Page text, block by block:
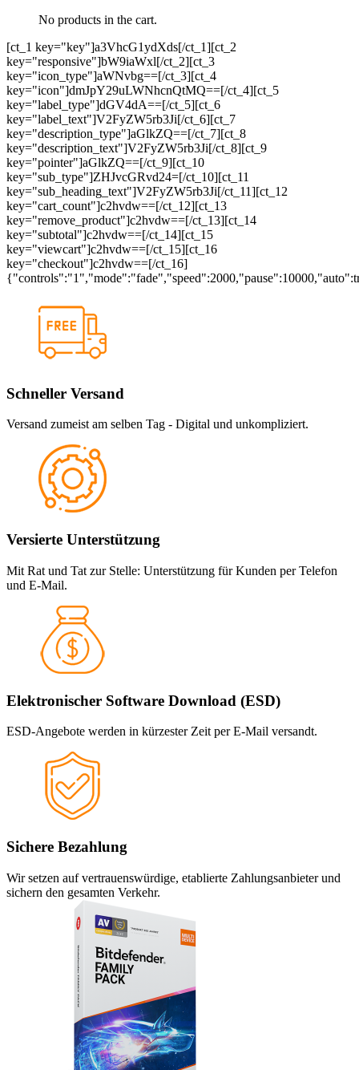
No products in the cart.
[ct_1 key="key"]a3VhcG1ydXds[/ct_1][ct_2
key="responsive"]bW9iaWxl[/ct_2][ct_3
key="icon_type"]aWNvbg==[/ct_3][ct_4
key="icon"]dmJpY29uLWNhcnQtMQ==[/ct_4][ct_5
key="label_type"]dGV4dA==[/ct_5][ct_6
key="label_text"]V2FyZW5rb3Ji[/ct_6][ct_7
key="description_type"]aGlkZQ==[/ct_7][ct_8
key="description_text"]V2FyZW5rb3Ji[/ct_8][ct_9
key="pointer"]aGlkZQ==[/ct_9][ct_10
key="sub_type"]ZHJvcGRvd24=[/ct_10][ct_11
key="sub_heading_text"]V2FyZW5rb3Ji[/ct_11][ct_12
key="cart_count"]c2hvdw==[/ct_12][ct_13
key="remove_product"]c2hvdw==[/ct_13][ct_14
key="subtotal"]c2hvdw==[/ct_14][ct_15
key="viewcart"]c2hvdw==[/ct_15][ct_16
key="checkout"]c2hvdw==[/ct_16]
Schneller Versand
Versand zumeist am selben Tag - Digital und unkompliziert.
Versierte Unterstützung
Mit Rat und Tat zur Stelle: Unterstützung für Kunden per Telefon
und E-Mail.
Elektronischer Software Download (ESD)
ESD-Angebote werden in kürzester Zeit per E-Mail versandt.
Sichere Bezahlung
Wir setzen auf vertrauenswürdige, etablierte Zahlungsanbieter und
sichern den gesamten Verkehr.